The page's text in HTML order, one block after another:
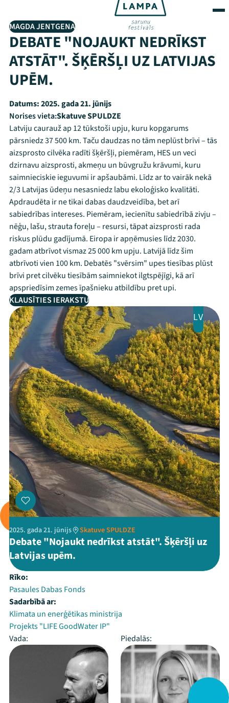
MAGDA JENTGENA
DEBATE "NOJAUKT NEDRĪKST
ATSTĀT". ŠĶĒRŠĻI UZ LATVIJAS
UPĒM.
Datums:2025. gada 21. jūnijs
Norises vieta:Skatuve SPULDZE
Latviju caurauž ap 12 tūkstoši upju, kuru kopgarums
pārsniedz 37 500 km. Taču daudzas no tām neplūst brīvi – tās
aizsprosto cilvēka radīti šķēršļi, piemēram, HES un veci
dzirnavu aizsprosti, akmeņu un būvgružu krāvumi, kuru
saimnieciskie ieguvumi ir apšaubāmi. Līdz ar to vairāk nekā
2/3 Latvijas ūdeņu nesasniedz labu ekoloģisko kvalitāti.
Apdraudēta ir ne tikai dabas daudzveidība, bet arī
sabiedrības intereses. Piemēram, iecienītu sabiedrībā zivju –
nēģu, lašu, strauta foreļu – resursi, tāpat aizsprosti rada
riskus plūdu gadījumā. Eiropa ir apņēmusies līdz 2030.
gadam atbrīvot vismaz 25 000 km upju. Latvijā līdz šim
atbrīvoti vien 100 km. Debatēs "svērsim" upes tiesības plūst
brīvi pret cilvēku tiesībām saimniekot ilgtspējīgi, kā arī
apspriedīsim zemes īpašnieku atbildību pret upi.
KLAUSĪTIES IERAKSTU
LV
2025. gada 21. jūnijs Skatuve SPULDZE
Debate "Nojaukt nedrīkst atstāt". Šķēršļi uz
Latvijas upēm.
Rīko:
Pasaules Dabas Fonds
Sadarbībā ar:
Klimata un enerģētikas ministrija
Projekts "LIFE GoodWater IP"
Vada:
Piedalās: